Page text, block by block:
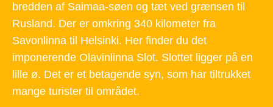
bredden af Saimaa-søen og tæt ved grænsen til
Rusland. Der er omkring 340 kilometer fra
Savonlinna til Helsinki. Her finder du det
imponerende Olavinlinna Slot. Slottet ligger på en
lille ø. Det er et betagende syn, som har tiltrukket
mange turister til området.